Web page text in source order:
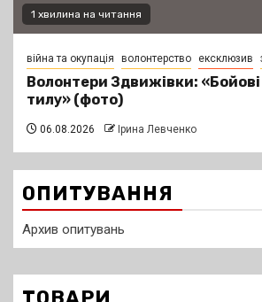
1 хвилина на читання
війна та окупація волонтерство ексклюзив
Волонтери Здвижівки: «Бойові
тилу» (фото)
06.08.2026 Ірина Левченко
ОПИТУВАННЯ
Архив опитувань